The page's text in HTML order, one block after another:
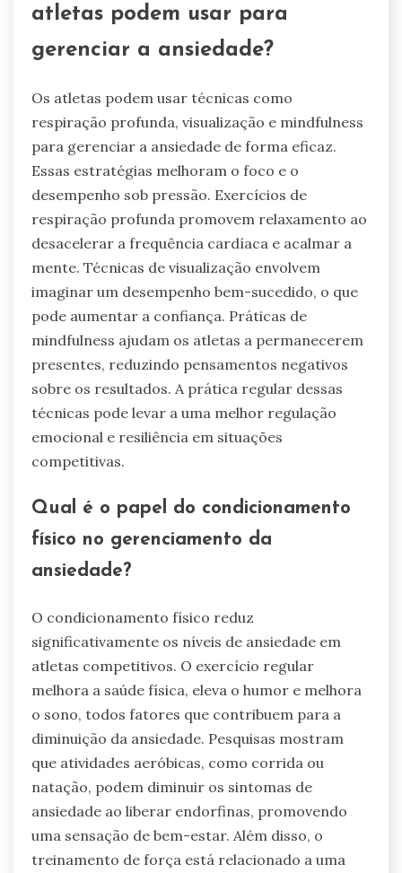
atletas podem usar para
gerenciar a ansiedade?
Os atletas podem usar técnicas como
respiração profunda, visualização e mindfulness
para gerenciar a ansiedade de forma eficaz.
Essas estratégias melhoram o foco e o
desempenho sob pressão. Exercícios de
respiração profunda promovem relaxamento ao
desacelerar a frequência cardíaca e acalmar a
mente. Técnicas de visualização envolvem
imaginar um desempenho bem-sucedido, o que
pode aumentar a confiança. Práticas de
mindfulness ajudam os atletas a permanecerem
presentes, reduzindo pensamentos negativos
sobre os resultados. A prática regular dessas
técnicas pode levar a uma melhor regulação
emocional e resiliência em situações
competitivas.
Qual é o papel do condicionamento
físico no gerenciamento da
ansiedade?
O condicionamento físico reduz
significativamente os níveis de ansiedade em
atletas competitivos. O exercício regular
melhora a saúde física, eleva o humor e melhora
o sono, todos fatores que contribuem para a
diminuição da ansiedade. Pesquisas mostram
que atividades aeróbicas, como corrida ou
natação, podem diminuir os sintomas de
ansiedade ao liberar endorfinas, promovendo
uma sensação de bem-estar. Além disso, o
treinamento de força está relacionado a uma